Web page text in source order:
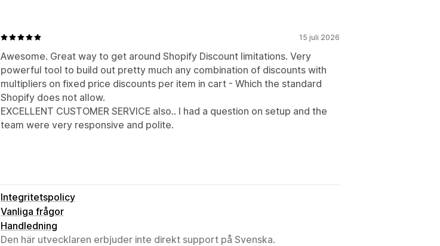
15 juli 2026
Awesome. Great way to get around Shopify Discount limitations. Very
powerful tool to build out pretty much any combination of discounts with
multipliers on fixed price discounts per item in cart - Which the standard
Shopify does not allow.
EXCELLENT CUSTOMER SERVICE also.. I had a question on setup and the
team were very responsive and polite.
Integritetspolicy
Vanliga frågor
Handledning
Den här utvecklaren erbjuder inte direkt support på Svenska.